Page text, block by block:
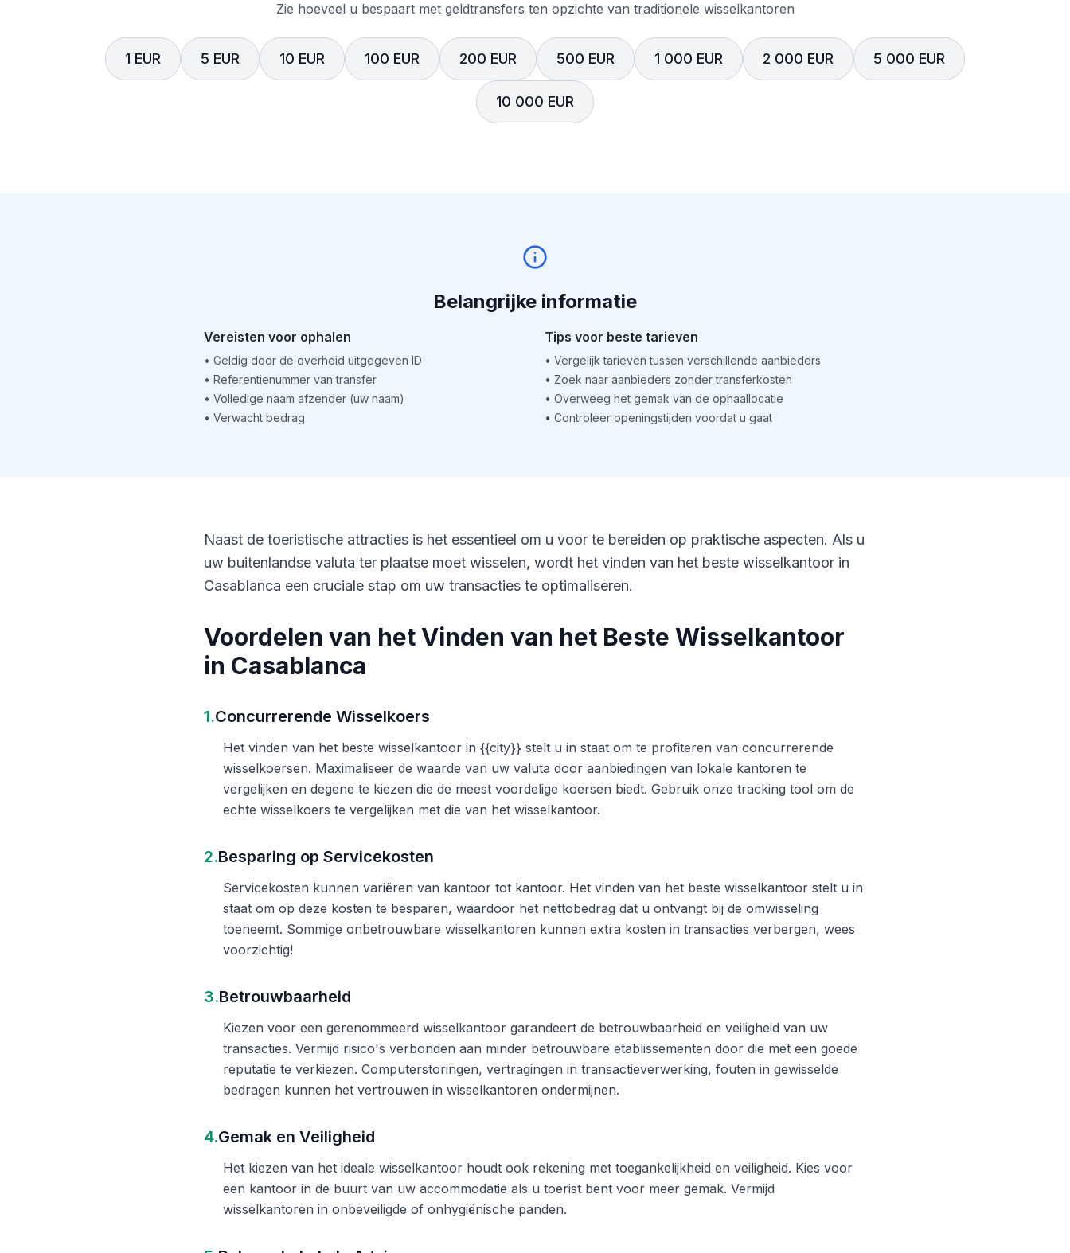
Zie hoeveel u bespaart met geldtransfers ten opzichte van traditionele wisselkantoren
1 EUR 5 EUR 10 EUR 100 EUR 200 EUR 500 EUR 1 000 EUR 2 000 EUR 5 000 EUR
10 000 EUR
Belangrijke informatie
Vereisten voor ophalen
• Geldig door de overheid uitgegeven ID
• Referentienummer van transfer
• Volledige naam afzender (uw naam)
• Verwacht bedrag
Tips voor beste tarieven
• Vergelijk tarieven tussen verschillende aanbieders
• Zoek naar aanbieders zonder transferkosten
• Overweeg het gemak van de ophaallocatie
• Controleer openingstijden voordat u gaat
Naast de toeristische attracties is het essentieel om u voor te bereiden op praktische aspecten. Als u
uw buitenlandse valuta ter plaatse moet wisselen, wordt het vinden van het beste wisselkantoor in
Casablanca een cruciale stap om uw transacties te optimaliseren.
Voordelen van het Vinden van het Beste Wisselkantoor
in Casablanca
1.Concurrerende Wisselkoers
Het vinden van het beste wisselkantoor in {{city}} stelt u in staat om te profiteren van concurrerende
wisselkoersen. Maximaliseer de waarde van uw valuta door aanbiedingen van lokale kantoren te
vergelijken en degene te kiezen die de meest voordelige koersen biedt. Gebruik onze tracking tool om de
echte wisselkoers te vergelijken met die van het wisselkantoor.
2.Besparing op Servicekosten
Servicekosten kunnen variëren van kantoor tot kantoor. Het vinden van het beste wisselkantoor stelt u in
staat om op deze kosten te besparen, waardoor het nettobedrag dat u ontvangt bij de omwisseling
toeneemt. Sommige onbetrouwbare wisselkantoren kunnen extra kosten in transacties verbergen, wees
voorzichtig!
3.Betrouwbaarheid
Kiezen voor een gerenommeerd wisselkantoor garandeert de betrouwbaarheid en veiligheid van uw
transacties. Vermijd risico's verbonden aan minder betrouwbare etablissementen door die met een goede
reputatie te verkiezen. Computerstoringen, vertragingen in transactieverwerking, fouten in gewisselde
bedragen kunnen het vertrouwen in wisselkantoren ondermijnen.
4.Gemak en Veiligheid
Het kiezen van het ideale wisselkantoor houdt ook rekening met toegankelijkheid en veiligheid. Kies voor
een kantoor in de buurt van uw accommodatie als u toerist bent voor meer gemak. Vermijd
wisselkantoren in onbeveiligde of onhygiënische panden.